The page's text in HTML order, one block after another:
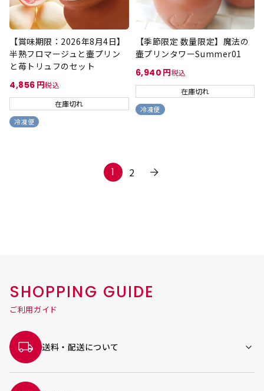
【賞味期限：2026年8月4日】
半熟フロマージュと壷プリン
と苺トリュフのセット
4,856
税込
在庫切れ
冷凍便
【季節限定 数量限定】魔法の
壷プリンタワーSummer01
6,940
税込
在庫切れ
冷凍便
1 2
SHOPPING GUIDE
ご利用ガイド
送料・配送について